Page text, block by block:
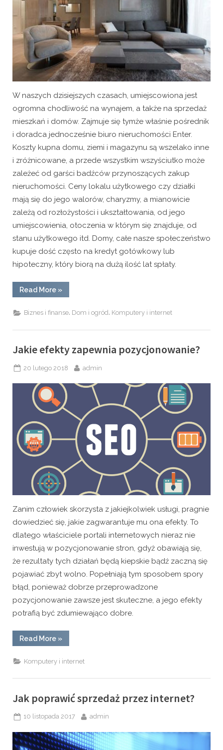
W naszych dzisiejszych czasach, umiejscowiona jest
ogromna chodliwość na wynajem, a także na sprzedaż
mieszkań i domów. Zajmuje się tymże właśnie pośrednik
i doradca jednocześnie biuro nieruchomości Enter.
Koszty kupna domu, ziemi i magazynu są wszelako inne
i zróżnicowane, a przede wszystkim wszyściutko może
zależeć od garści badźców przynoszących zakup
nieruchomości. Ceny lokalu użytkowego czy działki
mają się do jego walorów, charyzmy, a mianowicie
zależą od rozłożystości i ukształtowania, od jego
umiejscowienia, otoczenia w którym się znajduje, od
stanu użytkowego itd. Domy, całe nasze społeczeństwo
kupuje dość często na kredyt gotówkowy lub
hipoteczny, który biorą na dużą ilość lat spłaty.
Read More“Czy
kupić
sprzedać
mieszkanie
dom
czy
z
»
Biznes i finanse, Dom i ogród, Komputery i internet
Jakie efekty zapewnia pozycjonowanie?
Posted
20 lutego 2018 By
admin
Zanim człowiek skorzysta z jakiejkolwiek usługi, pragnie
dowiedzieć się, jakie zagwarantuje mu ona efekty. To
dlatego właściciele portali internetowych nieraz nie
inwestują w pozycjonowanie stron, gdyż obawiają się,
że rezultaty tych działań będą kiepskie bądź zaczną się
pojawiać zbyt wolno. Popełniają tym sposobem spory
błąd, ponieważ dobrze przeprowadzone
pozycjonowanie zawsze jest skuteczne, a jego efekty
potrafią być zdumiewająco dobre.
Read More“Jakie
efekty
pozycjonowanie?”
»
Komputery i internet
Jak poprawić sprzedaż przez internet?
Posted
10 listopada 2017 By
admin